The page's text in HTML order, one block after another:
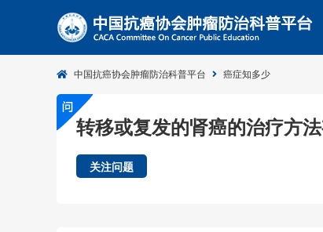
中国抗癌协会肿瘤防治科普平台 癌症知多少
转移或复发的肾癌的治疗方
关注问题